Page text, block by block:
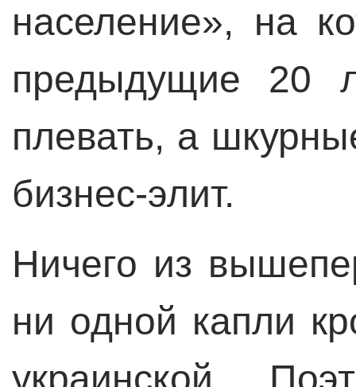
население», на
предыдущие 20
плевать, а
бизнес-элит.
Ничего из
ни одной капли